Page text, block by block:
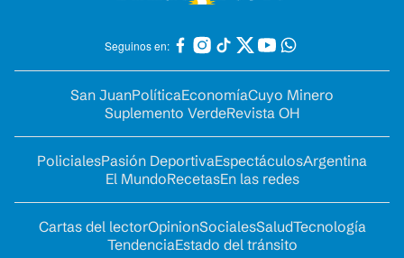
Seguinos en:
San JuanPolíticaEconomíaCuyo Minero
Suplemento VerdeRevista OH
PolicialesPasión DeportivaEspectáculosArgentina
El MundoRecetasEn las redes
Cartas del lectorOpinionSocialesSaludTecnología
TendenciaEstado del tránsito